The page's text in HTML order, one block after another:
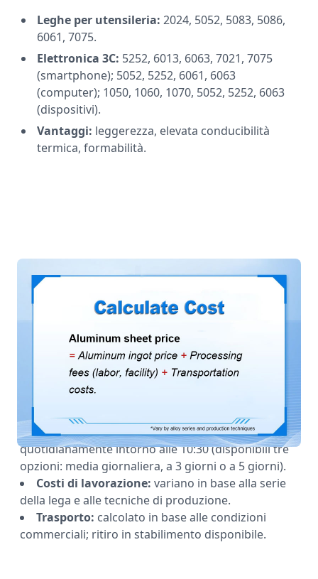
Leghe per utensileria: 2024, 5052, 5083, 5086,
6061, 7075.
Elettronica 3C: 5252, 6013, 6063, 7021, 7075
(smartphone); 5052, 5252, 6061, 6063
(computer); 1050, 1060, 1070, 5052, 5252, 6063
(dispositivi).
Vantaggi: leggerezza, elevata conducibilità
termica, formabilità.
Prezzi delle lamiere e lastre in
alluminio
Prezzo della lamiera in alluminio =Prezzo del
lingotto di alluminio
(manodopera, impianti) + Costi di trasporto.
Prezzo del lingotto di alluminio:aggiornato
quotidianamente intorno alle 10:30 (disponibili tre
opzioni: media giornaliera, a 3 giorni o a 5 giorni).
Costi di lavorazione: variano in base alla serie
della lega e alle tecniche di produzione.
Trasporto: calcolato in base alle condizioni
commerciali; ritiro in stabilimento disponibile.